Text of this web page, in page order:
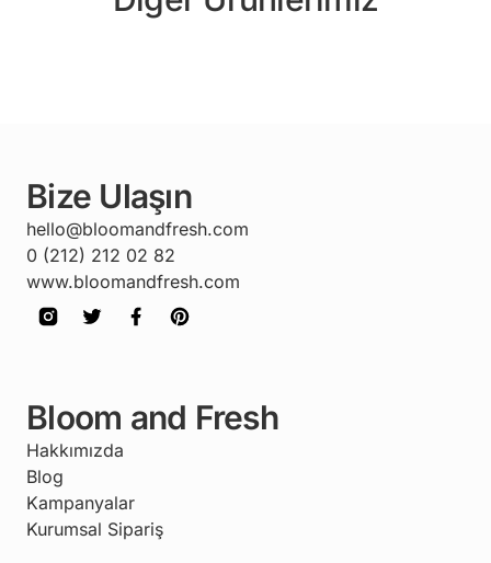
Bize Ulaşın
hello@bloomandfresh.com
0 (212) 212 02 82
www.bloomandfresh.com
Bloom and Fresh
Hakkımızda
Blog
Kampanyalar
Kurumsal Sipariş